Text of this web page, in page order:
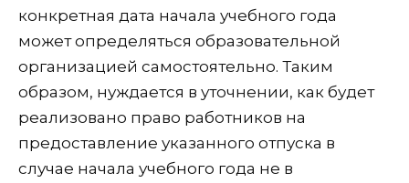
конкретная дата начала учебного года
может определяться образовательной
организацией самостоятельно. Таким
образом, нуждается в уточнении, как будет
реализовано право работников на
предоставление указанного отпуска в
случае начала учебного года не в